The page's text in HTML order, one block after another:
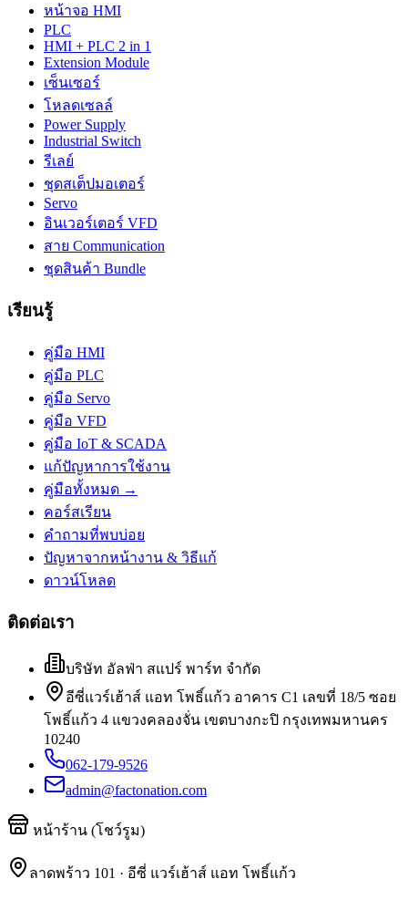
หน้าจอ HMI
PLC
HMI + PLC 2 in 1
Extension Module
เซ็นเซอร์
โหลดเซลล์
Power Supply
Industrial Switch
รีเลย์
ชุดสเต็ปมอเตอร์
Servo
อินเวอร์เตอร์ VFD
สาย Communication
ชุดสินค้า Bundle
เรียนรู้
คู่มือ HMI
คู่มือ PLC
คู่มือ Servo
คู่มือ VFD
คู่มือ IoT & SCADA
แก้ปัญหาการใช้งาน
คู่มือทั้งหมด →
คอร์สเรียน
คำถามที่พบบ่อย
ปัญหาจากหน้างาน & วิธีแก้
ดาวน์โหลด
ติดต่อเรา
บริษัท อัลฟ่า สแปร์ พาร์ท จำกัด
อีซี่แวร์เฮ้าส์ แอท โพธิ์แก้ว อาคาร C1 เลขที่ 18/5 ซอย
โพธิ์แก้ว 4 แขวงคลองจั่น เขตบางกะปิ กรุงเทพมหานคร
10240
062-179-9526
admin@factonation.com
หน้าร้าน (โชว์รูม)
ลาดพร้าว 101 · อีซี่ แวร์เฮ้าส์ แอท โพธิ์แก้ว